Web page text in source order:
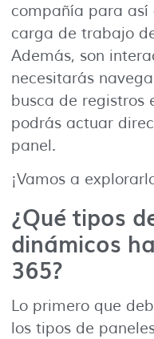
compañía para
carga de trabajo
Además, son
necesitarás
busca de registros
podrás actuar
panel.
¡Vamos a
¿Qué tipos
dinámicos
365?
Lo primero que
los tipos de